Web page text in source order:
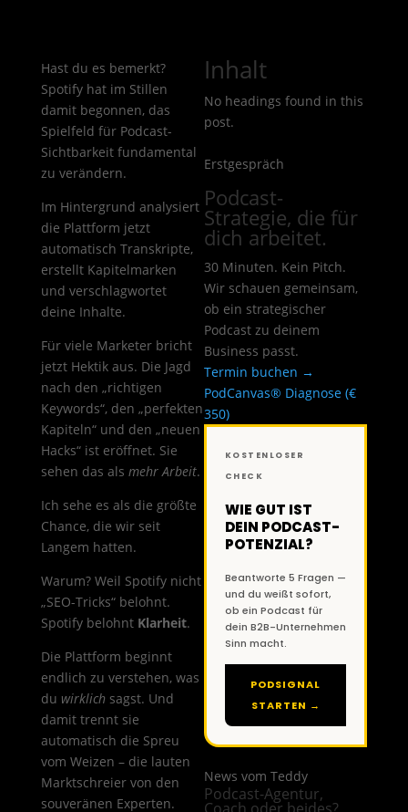
Hast du es bemerkt?
Spotify hat im Stillen
damit begonnen, das
Spielfeld für Podcast-
Sichtbarkeit fundamental
zu verändern.
Im Hintergrund analysiert
die Plattform jetzt
automatisch Transkripte,
erstellt Kapitelmarken
und verschlagwortet
deine Inhalte.
Für viele Marketer bricht
jetzt Hektik aus. Die Jagd
nach den „richtigen
Keywords“, den „perfekten
Kapiteln“ und den „neuen
Hacks“ ist eröffnet. Sie
sehen das als mehr Arbeit.
Ich sehe es als die größte
Chance, die wir seit
Langem hatten.
Warum? Weil Spotify nicht
„SEO-Tricks“ belohnt.
Spotify belohnt Klarheit.
Die Plattform beginnt
endlich zu verstehen, was
du wirklich sagst. Und
damit trennt sie
automatisch die Spreu
vom Weizen – die lauten
Marktschreier von den
souveränen Experten.
Inhalt
No headings found in this
post.
Erstgespräch
Podcast-
Strategie, die für
dich arbeitet.
30 Minuten. Kein Pitch.
Wir schauen gemeinsam,
ob ein strategischer
Podcast zu deinem
Business passt.
Termin buchen →
PodCanvas® Diagnose (€
350)
KOSTENLOSER
CHECK
WIE GUT IST
DEIN PODCAST-
POTENZIAL?
Beantworte 5 Fragen —
und du weißt sofort,
ob ein Podcast für
dein B2B-Unternehmen
Sinn macht.
PODSIGNAL
STARTEN →
News vom Teddy
Podcast-Agentur,